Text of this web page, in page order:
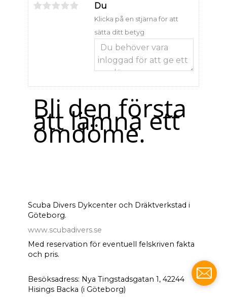
Du
Klicka på en stjärna för att
sätta ditt betyg
Bli den första
att lämna ett
omdöme.
Scuba Divers Dykcenter och Dräktverkstad i
Göteborg.
www.scubadivers.se
Med reservation för eventuell felskriven fakta
och pris.
Besöksadress: Nya Tingstadsgatan 1, 42244
Hisings Backa (i Göteborg)